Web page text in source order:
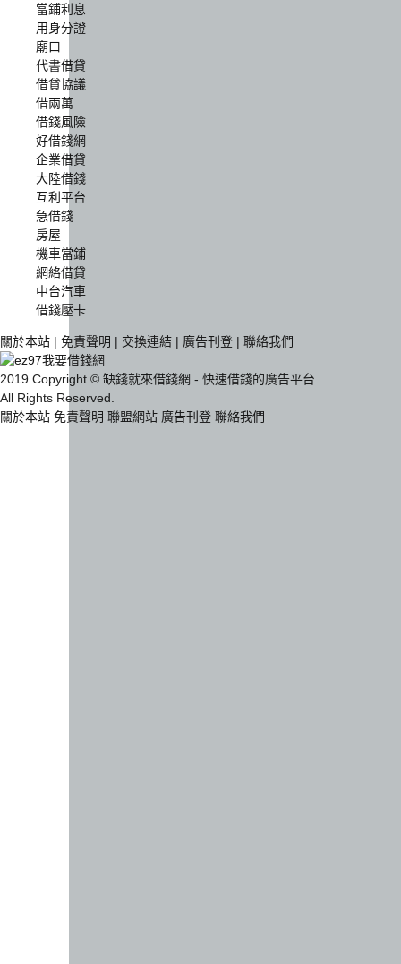
當鋪利息
用身分證
廟口
代書借貸
借貸協議
借兩萬
借錢風險
好借錢網
企業借貸
大陸借錢
互利平台
急借錢
房屋
機車當鋪
網絡借貸
中台汽車
借錢壓卡
關於本站 | 免責聲明 | 交換連結 | 廣告刊登 | 聯絡我們
2019 Copyright © 缺錢就來借錢網 - 快速借錢的廣告平台
All Rights Reserved.
關於本站 免責聲明 聯盟網站 廣告刊登 聯絡我們